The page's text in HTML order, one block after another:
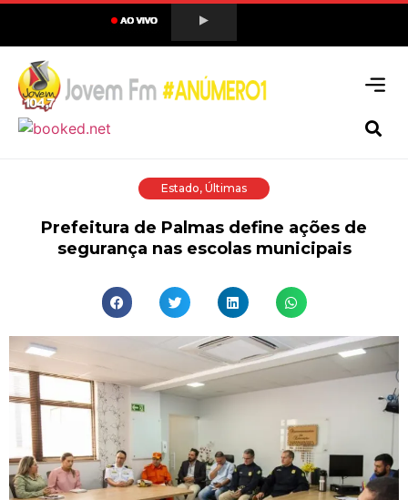
Estado, Últimas
Prefeitura de Palmas define ações de
segurança nas escolas municipais